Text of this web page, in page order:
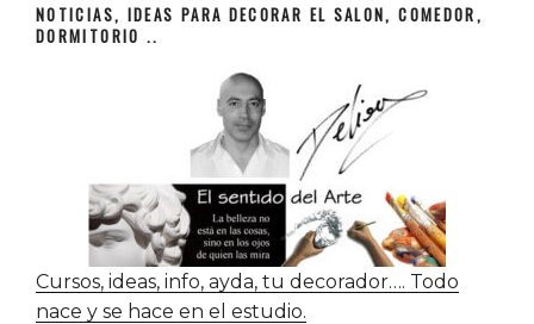
NOTICIAS, IDEAS PARA DECORAR EL SALON, COMEDOR,
DORMITORIO ..
Cursos, ideas, info, ayda, tu decorador…. Todo
nace y se hace en el estudio.